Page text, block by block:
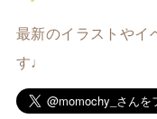
最新のイラストやイ
す♩